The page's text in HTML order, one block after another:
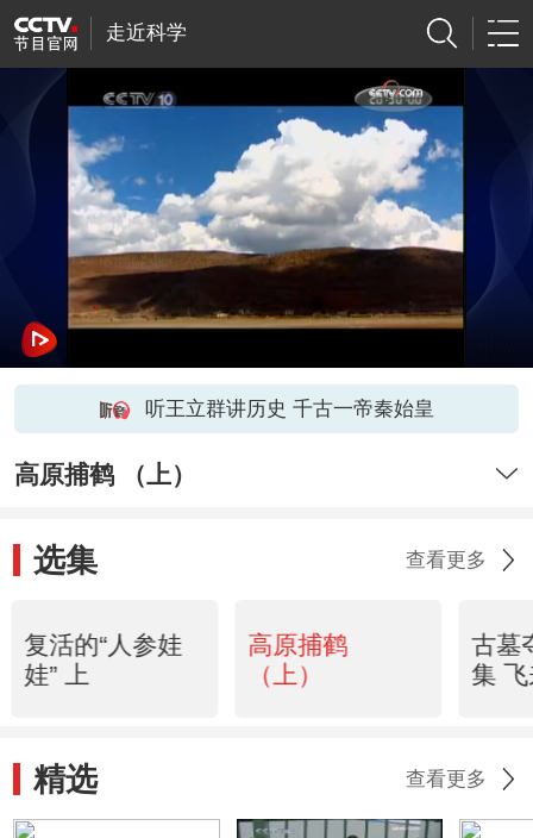
走近科学
听王立群讲历史 千古一帝秦始皇
高原捕鹤 （上）
选集 查看更多
复活的“人参娃
娃” 上
高原捕鹤
（上）
古墓
集
精选 查看更多